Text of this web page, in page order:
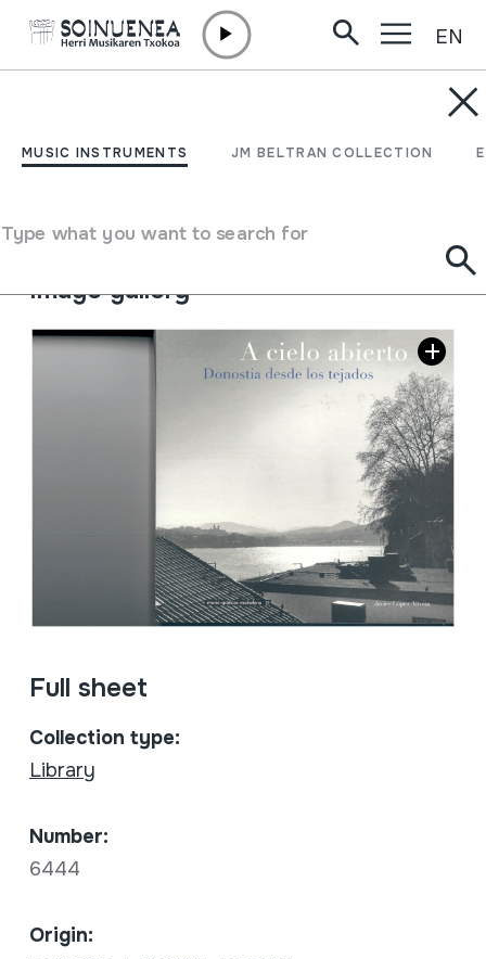
MUSIC INSTRUMENTS JM BELTRAN COLLECTION
Type what you want to search for
EN
A cielo abierto. Donostia
Author Javier López Altuna
Image gallery
Full sheet
Collection type:
Library
Number:
6444
Origin: